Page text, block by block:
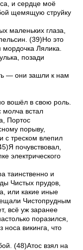
и сердце моё
щемящую струйку
маленьких глаза,
(39)Но это
мордочка Лялика.
позади
— они зашли к нам
вошёл в свою роль.
молча встал
Портос
порыву,
с треском влепил
почувствовал,
электрического
таинственно и
Чистых прудов,
или какие иные
Чистопрудным
всё уж заранее
поразился,
носа викинга, что
(48)Атос взял на